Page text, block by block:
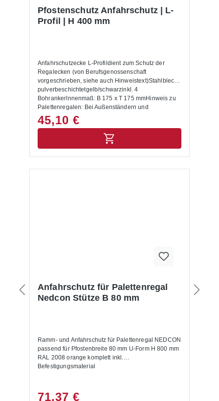
Pfostenschutz Anfahrschutz | L-
Profil | H 400 mm
Anfahrschutzecke L-Profildient zum Schutz der
Regalecken (von Berufsgenossenschaft
vorgeschrieben, siehe auch Hinweistext)Stahlblech
pulverbeschichtetgelb/schwarzinkl. 4
BohrankerInnenmaß: B 175 x T 175 mmHinweis zu
Palettenregalen: Bei Außenständern und
Durchfahrten sind Anfahrschutzecken anzubringen.
45,10 €
Anfahrschutz für Palettenregal
Nedcon Stütze B 80 mm
Ramm- und Anfahrschutz für Palettenregal NEDCON
passend für Pfostenbreite 80 mm U-Form H 800 mm
RAL 2008 orange komplett inkl.
Befestigungsmaterial
71,37 €